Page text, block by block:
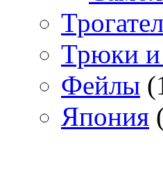
Трюки
Фейлы
Япония